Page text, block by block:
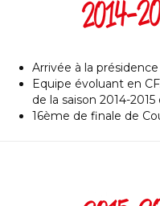
Arrivée à la
Equipe évoluant en
de la saison 2014-
16ème de finale de